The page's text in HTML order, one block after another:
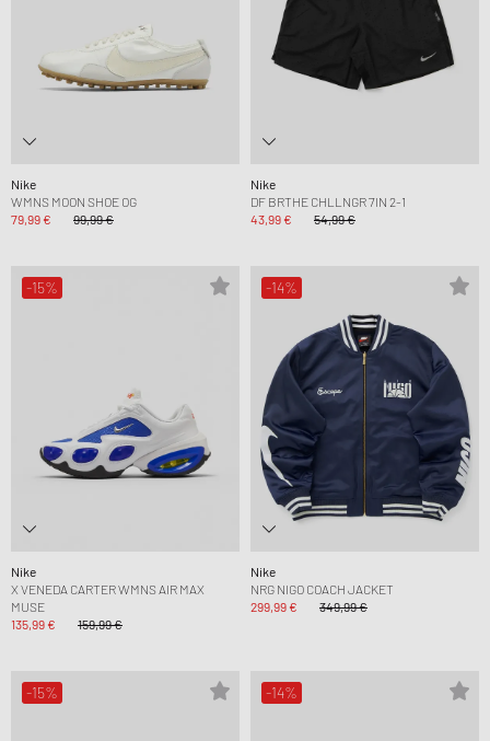
Nike
WMNS MOON SHOE OG
79,99 €
99,99 €
Nike
DF BRTHE CHLLNGR 7IN 2-1
43,99 €
54,99 €
-15%
Nike
X VENEDA CARTER WMNS AIR MAX
MUSE
135,99 €
159,99 €
-14%
Nike
NRG NIGO COACH JACKET
299,99 €
349,99 €
-15% -14%